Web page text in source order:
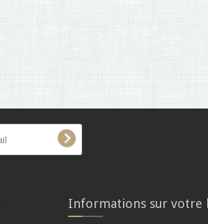
Informations sur votre